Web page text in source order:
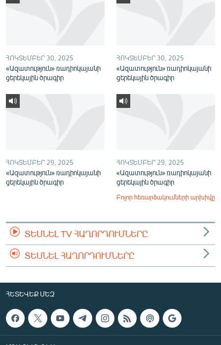
ՀՈԿՏԵՄԲԵՐ 30, 2025
«Ազատություն» ռադիոկայանի
ցերեկային ծրագիր
ՀՈԿՏԵՄԲԵՐ 30, 2025
«Ազատություն» ռադիոկայանի
ցերեկային ծրագիր
ՀՈԿՏԵՄԲԵՐ 29, 2025
«Ազատություն» ռադիոկայանի
ցերեկային ծրագիր
ՀՈԿՏԵՄԲԵՐ 29, 2025
«Ազատություն» ռադիոկայանի
ցերեկային ծրագիր
Բոլոր հեռարձակումների արխիվը
ՏԵՍՆԵԼ TV ՀԱՂՈՐԴՈՒՄՆԵՐԸ
ՏԵՍՆԵԼ ՀԱՂՈՐԴՈՒՄՆԵՐԸ
ՀԵՏԵՎԵՔ ՄԵԶ